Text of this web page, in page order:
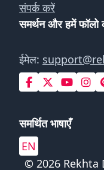
संपर्क करें
समर्थन और हमें फॉलो
ईमेल:
समर्थित भाषाएँ
EN
© 2026 Rekhta